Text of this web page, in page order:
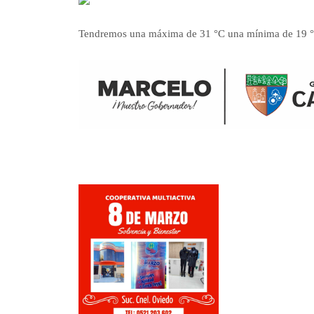
Tendremos una máxima de 31 °C una mínima de 19